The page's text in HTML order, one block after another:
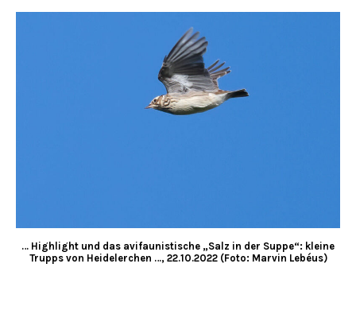
… Highlight und das avifaunistische „Salz in der Suppe“: kleine
Trupps von Heidelerchen …, 22.10.2022 (Foto: Marvin Lebéus)